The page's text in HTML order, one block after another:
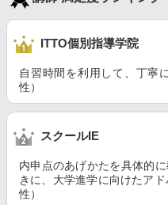
ITTO個別指導学院
自習時間を利用して、丁寧
性）
スクールIE
内申点のあげかたを具体的
きに、大学進学に向けたア
性）